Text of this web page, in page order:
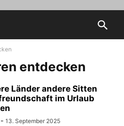
entdecken
Länder andere Sitten
im Urlaub
- 13. September 2025